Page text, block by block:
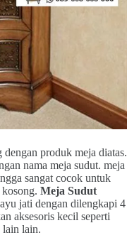
produk meja diatas.
nama meja sudut. meja
sangat cocok untuk
Meja Sudut
jati dengan dilengkapi 4
aksesoris kecil seperti
lain lain.